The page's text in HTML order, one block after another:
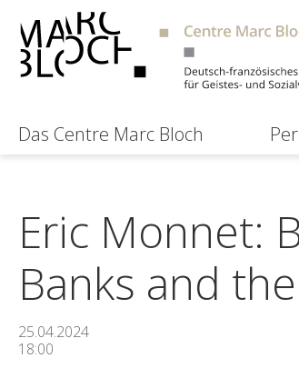
Das Centre Marc Bloch
Eric Monnet:
Banks and
25.04.2024
18:00